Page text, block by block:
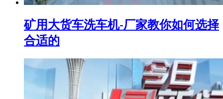
矿用大货车洗车机-厂家教你如何选择
合适的